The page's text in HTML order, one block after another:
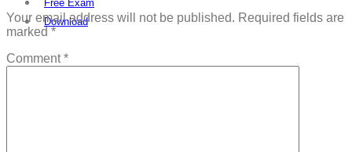
Free Exam
Download
Your email address will not be published. Required fields are
marked *
Comment*